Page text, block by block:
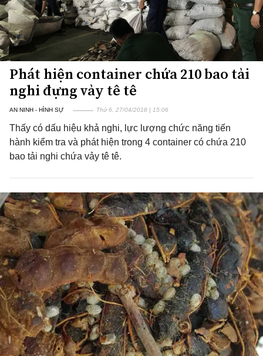
Phát hiện container chứa 210 bao tải
nghi đựng vảy tê tê
AN NINH - HÌNH SỰ Thứ 6, 27/04/2018 | 15:06
Thấy có dấu hiệu khả nghi, lực lượng chức năng tiến
hành kiểm tra và phát hiện trong 4 container có chứa 210
bao tải nghi chứa vảy tê tê.